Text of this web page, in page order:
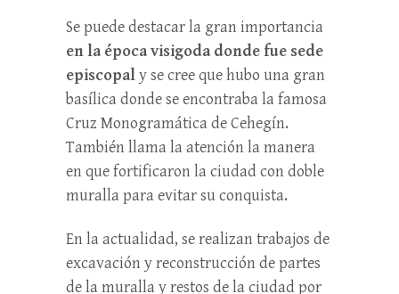
Se puede destacar la gran importancia
en la época visigoda donde fue sede
episcopaly se cree que hubo una gran
basílica donde se encontraba la famosa
Cruz Monogramática de Cehegín.
También llama la atención la manera
en que fortificaron la ciudad con doble
muralla para evitar su conquista.
En la actualidad, se realizan trabajos de
excavación y reconstrucción de partes
de la muralla y restos de la ciudad por